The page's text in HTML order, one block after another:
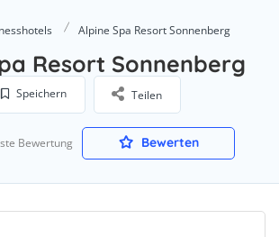
Alpine Spa Resort Sonnenberg
Resort Sonnenberg
Speichern Teilen
Bewertung Bewerten